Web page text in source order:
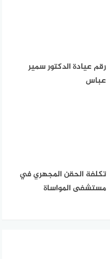
رقم عيادة الدكتور سمير
عباس
تكلفة الحقن المجهري في
مستشفى المواساة